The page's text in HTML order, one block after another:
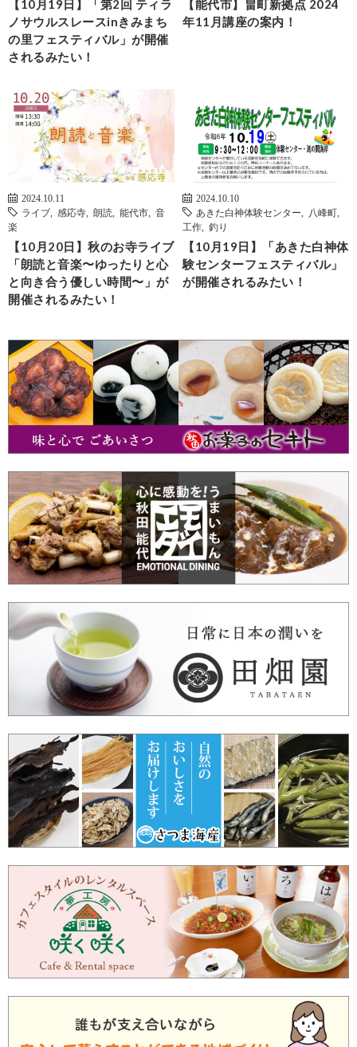
【10月19日】「第2回 ティラ
ノサウルスレースinきみまち
の里フェスティバル」が開催
されるみたい！
【能代市】畠町新拠点 2024
年11月講座の案内！
2024.10.11
ライブ
感応寺 朗読 能代市
音
楽
【10月20日】秋のお寺ライブ
「朗読と音楽〜ゆったりと心
と向き合う優しい時間〜」が
開催されるみたい！
2024.10.10
あきた白神体験センター
八峰町
工作
釣り
【10月19日】「あきた白神体
験センターフェスティバル」
が開催されるみたい！